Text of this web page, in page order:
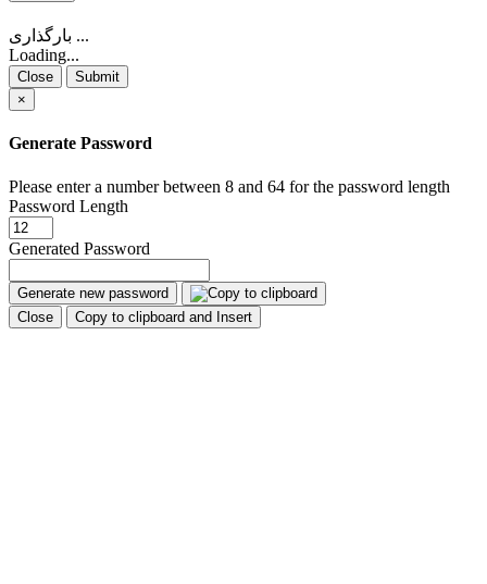
بارگذاری ...
Loading...
Close
Submit
×
Generate Password
Please enter a number between 8 and 64 for the password length
Password Length
Generated Password
Generate new password
Close
Copy to clipboard and Insert